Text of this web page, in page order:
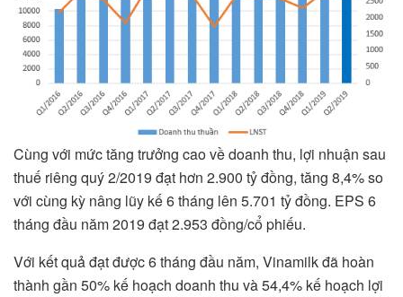
Cùng với mức tăng trưởng cao về doanh thu, lợi nhuận sau
thuế riêng quý 2/2019 đạt hơn 2.900 tỷ đồng, tăng 8,4% so
với cùng kỳ nâng lũy kế 6 tháng lên 5.701 tỷ đồng. EPS 6
tháng đầu năm 2019 đạt 2.953 đồng/cổ phiếu.
Với kết quả đạt được 6 tháng đầu năm, Vinamilk đã hoàn
thành gần 50% kế hoạch doanh thu và 54,4% kế hoạch lợi